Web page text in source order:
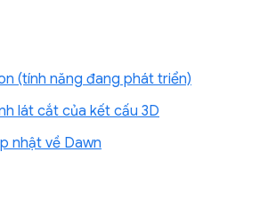
(tính năng đang phát triển)
lát cắt của kết cấu 3D
nhật về Dawn